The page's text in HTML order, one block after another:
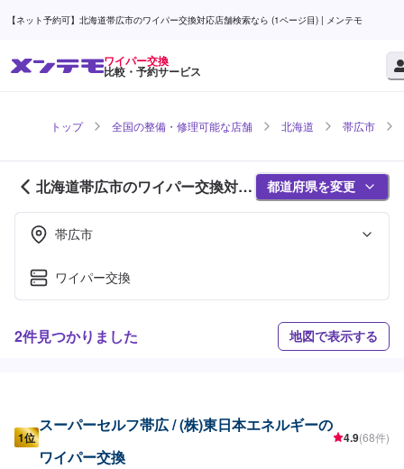
【ネット予約可】北海道帯広市のワイパー交換対応店舗検索なら (1ページ目) | メンテモ
ワイパー交換
比較・予約サービス
トップ 全国の整備・修理可能な店舗 北海道 帯広市
北海道帯広市のワイパー交換対応
店舗紹介 (1ページ目)
都道府県を変更
帯広市
ワイパー交換
2件見つかりました 地図で表示する
1位
スーパーセルフ帯広 / (株)東日本エネルギーの
ワイパー交換
4.9(68件)